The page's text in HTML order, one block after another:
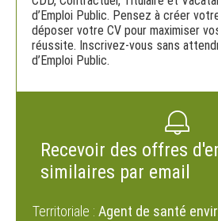
d’Emploi Public. Pensez à créer
déposer votre CV pour maximiser
réussite. Inscrivez-vous sans
d’Emploi Public.
Recevoir des offres
similaires par email
Territoriale : Agent de santé